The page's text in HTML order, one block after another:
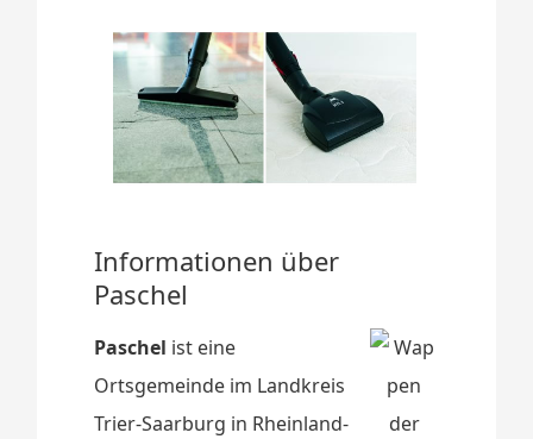
Informationen über
Paschel
Paschel ist eine
Ortsgemeinde im Landkreis
Trier-Saarburg in Rheinland-